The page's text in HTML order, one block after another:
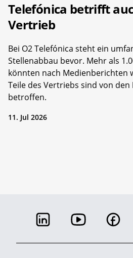
Telefónica betrifft
Vertrieb
Bei O2 Telefónica steht ein
Stellenabbau bevor. Mehr als
könnten nach Medienberichten
Teile des Vertriebs sind von
betroffen.
11. Jul 2026